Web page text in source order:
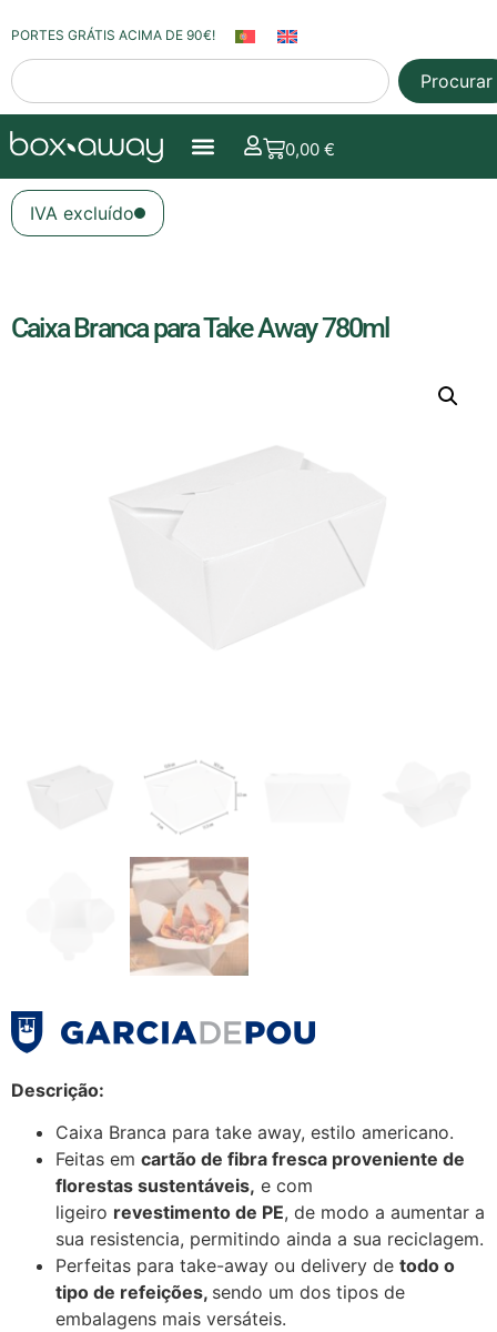
PORTES GRÁTIS ACIMA DE 90€!
Procurar
0,00€
IVA excluído
Caixa Branca para Take Away 780ml
Descrição:
Caixa Branca para take away, estilo americano.
Feitas em cartão de fibra fresca proveniente de
florestas sustentáveis, e com
ligeiro revestimento de PE, de modo a aumentar a
sua resistencia, permitindo ainda a sua reciclagem.
Perfeitas para take-away ou delivery de todo o
tipo de refeições, sendo um dos tipos de
embalagens mais versáteis.